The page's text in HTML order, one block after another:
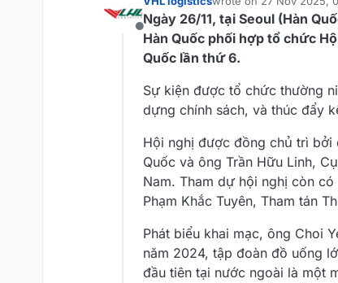
Offline
last edited by
Ngày 26/11, tại Seoul (Hàn
Hàn Quốc phối hợp tổ chức
Quốc lần thứ 6.
Sự kiện được tổ chức thường
dựng chính sách, và thúc đẩy
Hội nghị được đồng chủ trì bởi
Quốc và ông Trần Hữu Linh,
Nam. Tham dự hội nghị còn
Phạm Khắc Tuyên, Tham tán
Phát biểu khai mạc, ông Choi
năm 2024, tập đoàn đồ uống
đầu tiên tại nước ngoài là một